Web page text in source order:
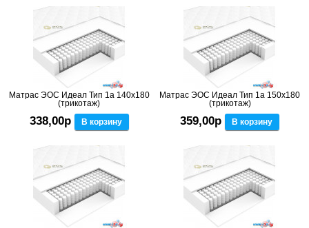
Матрас ЭОС Идеал Тип 1а 140x180
(трикотаж)
338,00р В корзину
Матрас ЭОС Идеал Тип 1а 150x180
(трикотаж)
359,00р В корзину